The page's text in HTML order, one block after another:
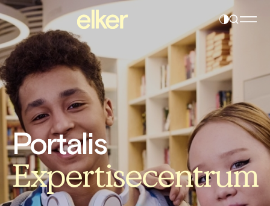
Navigatie
overslaan
Contrast
instelling
wijzigen
Portalis
Expertisecentrum